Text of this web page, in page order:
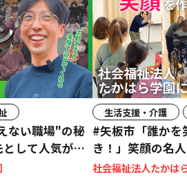
ない職場"の秘
して人気があ
社員インタビ
生活支援・介護
#矢板市「誰かを
き！」笑顔の名
に潜入！#職場ツ
社会福祉法人たかは